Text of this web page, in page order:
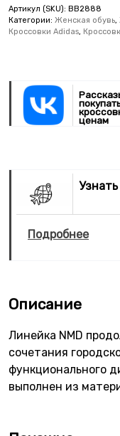
Артикул (SKU): BB2888
Категории: Женская обувь,
Кроссовки Adidas,
ценам
Подробнее
Описание
Линейка NMD
сочетания
функционального
выполнен из